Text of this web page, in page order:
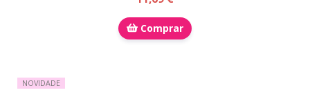
Comprar
NOVIDADE